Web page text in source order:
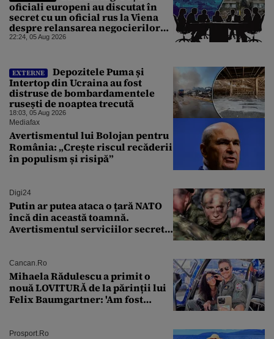
oficiali europeni au discutat în
secret cu un oficial rus la Viena
despre relansarea negocierilor
de pace dintre Ucraina și Rusia
22:24, 05 Aug 2026
EXTERNE
Depozitele Puma și
Intertop din Ucraina au fost
distruse de bombardamentele
rusești de noaptea trecută
18:03, 05 Aug 2026
Mediafax
Avertismentul lui Bolojan pentru
România: „Crește riscul recăderii
în populism și risipă”
Digi24
Putin ar putea ataca o țară NATO
încă din această toamnă.
Avertismentul serviciilor secrete
Cancan.ro
Mihaela Rădulescu a primit o
nouă LOVITURĂ de la părinții lui
Felix Baumgartner: 'Am fost
Prosport.ro